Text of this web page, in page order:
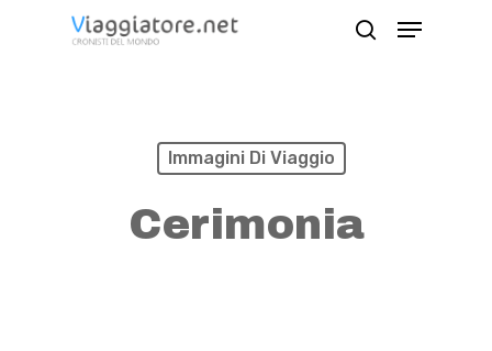
Menu
Immagini Di Viaggio
Cerimonia